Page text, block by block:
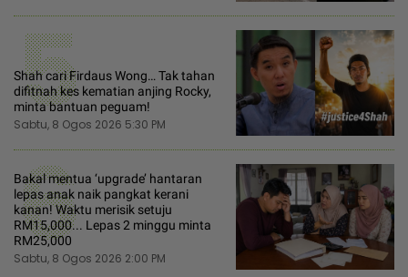
5
Shah cari Firdaus Wong… Tak tahan
difitnah kes kematian anjing Rocky,
minta bantuan peguam!
Sabtu, 8 Ogos 2026 5:30 PM
6
Bakal mentua ‘upgrade’ hantaran
lepas anak naik pangkat kerani
kanan! Waktu merisik setuju
RM15,000... Lepas 2 minggu minta
RM25,000
Sabtu, 8 Ogos 2026 2:00 PM